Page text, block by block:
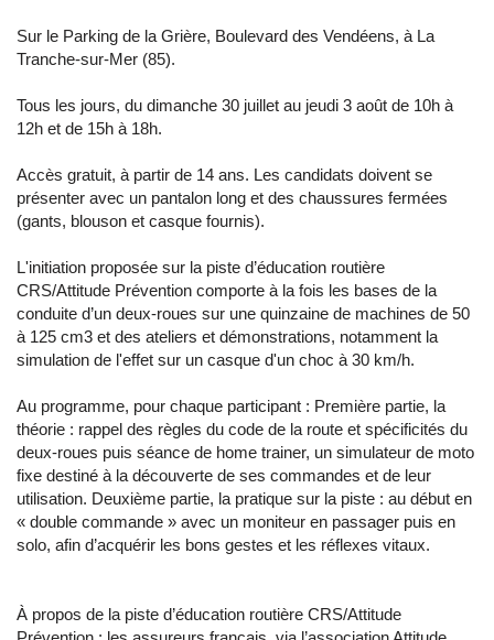
Sur le Parking de la Grière, Boulevard des Vendéens, à La
Tranche-sur-Mer (85).
Tous les jours, du dimanche 30 juillet au jeudi 3 août de 10h à
12h et de 15h à 18h.
Accès gratuit, à partir de 14 ans. Les candidats doivent se
présenter avec un pantalon long et des chaussures fermées
(gants, blouson et casque fournis).
L'initiation proposée sur la piste d’éducation routière
CRS/Attitude Prévention comporte à la fois les bases de la
conduite d’un deux-roues sur une quinzaine de machines de 50
à 125 cm3 et des ateliers et démonstrations, notamment la
simulation de l'effet sur un casque d'un choc à 30 km/h.
Au programme, pour chaque participant : Première partie, la
théorie : rappel des règles du code de la route et spécificités du
deux-roues puis séance de home trainer, un simulateur de moto
fixe destiné à la découverte de ses commandes et de leur
utilisation. Deuxième partie, la pratique sur la piste : au début en
« double commande » avec un moniteur en passager puis en
solo, afin d’acquérir les bons gestes et les réflexes vitaux.
À propos de la piste d’éducation routière CRS/Attitude